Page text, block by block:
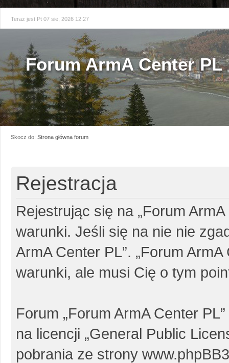
Teraz jest Pt 07 sie, 2026 12:27
Forum ArmA Center PL
Skocz do: Strona główna forum
Rejestracja
Rejestrując się na „Forum
warunki. Jeśli się na nie nie
ArmA Center PL”. „Forum
warunki, ale musi Cię o tym
Forum „Forum ArmA Center
na licencji „General Public
pobrania ze strony